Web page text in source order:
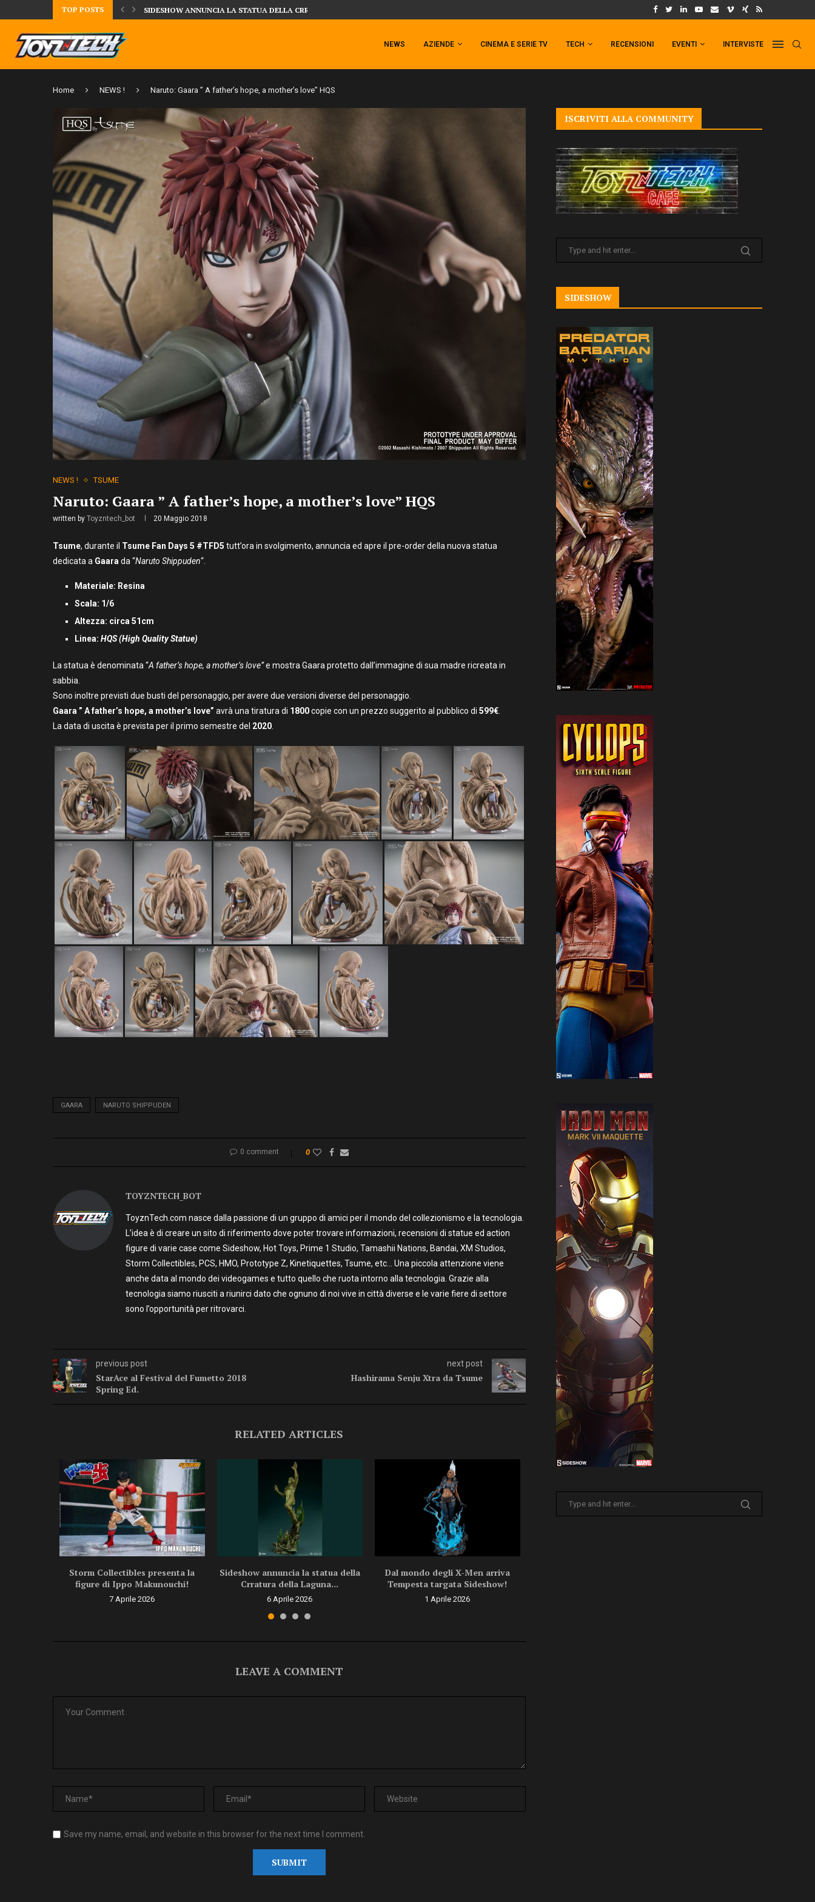
TOP POSTS
DELLA CRRATURA DELLA LAGUNA...DAL MONDO DEGLI X-MEN ARRIVA TEMPESTA TARGATA SIDESHOW! IL TRAILER DI FIST OF THE NORTH STAR!
NEWS AZIENDE CINEMA E SERIE TV TECH RECENSIONI EVENTI INTERVISTE
Home NEWS ! Naruto: Gaara ” A father’s hope, a mother’s love” HQS
NEWS ! TSUME
Naruto: Gaara ” A father’s hope, a mother’s love” HQS
written by Toyzntech_bot 20 Maggio 2018
Tsume, durante il Tsume Fan Days 5 #TFD5 tutt’ora in svolgimento, annuncia ed apre il pre-order della nuova statua
dedicata a Gaara da “Naruto Shippuden“.
Materiale: Resina
Scala: 1/6
Altezza: circa 51cm
Linea: HQS (High Quality Statue)
La statua è denominata “A father’s hope, a mother’s love”e mostra Gaara protetto dall’immagine di sua madre ricreata in
sabbia.
Sono inoltre previsti due busti del personaggio, per avere due versioni diverse del personaggio.
Gaara ” A father’s hope, a mother’s love” avrà una tiratura di 1800copie con un prezzo suggerito al pubblico di 599€
La data di uscita è prevista per il primo semestre del 2020
GAARA NARUTO SHIPPUDEN
0 comment 0
TOYZNTECH_BOT
ToyznTech.com nasce dalla passione di un gruppo di amici per il mondo del collezionismo e la tecnologia.
L’idea è di creare un sito di riferimento dove poter trovare informazioni, recensioni di statue ed action
figure di varie case come Sideshow, Hot Toys, Prime 1 Studio, Tamashii Nations, Bandai, XM Studios,
Storm Collectibles, PCS, HMO, Prototype Z, Kinetiquettes, Tsume, etc… Una piccola attenzione viene
anche data al mondo dei videogames e tutto quello che ruota intorno alla tecnologia. Grazie alla
tecnologia siamo riusciti a riunirci dato che ognuno di noi vive in città diverse e le varie fiere di settore
sono l’opportunità per ritrovarci.
previous post
StarAce al Festival del Fumetto 2018
Spring Ed.
next post
Hashirama Senju Xtra da Tsume
RELATED ARTICLES
Storm Collectibles presenta la
figure di Ippo Makunouchi!
7 Aprile 2026
Sideshow annuncia la statua della
Crratura della Laguna...
6 Aprile 2026
Dal mondo degli X-Men arriva
Tempesta targata Sideshow!
1 Aprile 2026
LEAVE A COMMENT
Save my name, email, and website in this browser for the next time I comment.
ISCRIVITI ALLA COMMUNITY
SIDESHOW